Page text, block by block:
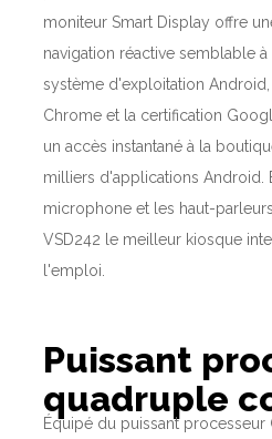
moniteur Smart Display offre
navigation réactive semblable
système d'exploitation
Chrome et la certification
un accès instantané à la
milliers d'applications Android.
microphone et les haut-
VSD242 le meilleur kiosque
l'emploi.
Puissant
quadruple
Équipé du puissant processeur